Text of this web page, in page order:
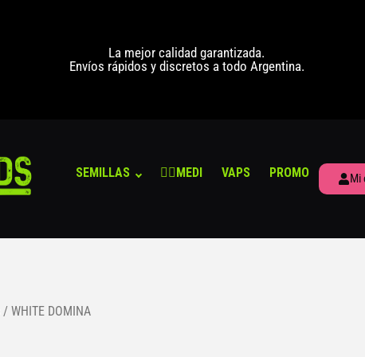
La mejor calidad garantizada.
Envíos rápidos y discretos a todo Argentina.
SEMILLAS 👨‍⚕️MEDI VAPS PROMO Mi
/ WHITE DOMINA